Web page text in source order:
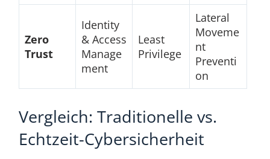
Zero
Trust
Identity
& Access
Manage
ment
Least
Privilege
Lateral
Moveme
nt
Preventi
on
Vergleich: Traditionelle vs.
Echtzeit-Cybersicherheit